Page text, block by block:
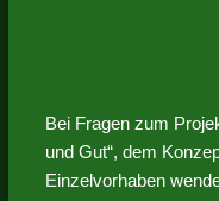
Bei Fragen zum
und Gut“, dem
Einzelvorhaben